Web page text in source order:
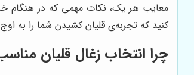
معایب هر یک، نکات مهمی که در هنگام
کنید که تجربه‌ی قلیان کشیدن شما را به
چرا انتخاب زغال قلیان